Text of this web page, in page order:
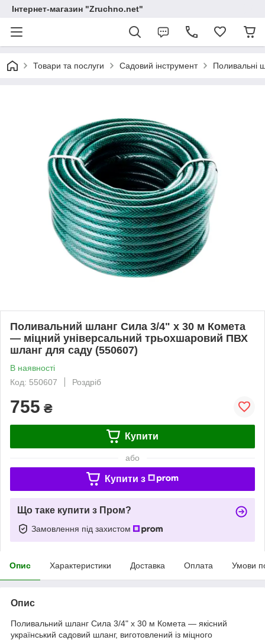
Інтернет-магазин "Zruchno.net"
Товари та послуги Садовий інструмент Поливальні
Поливальний шланг Сила 3/4" x 30 м Комета
— міцний універсальний трьохшаровий ПВХ
шланг для саду (550607)
В наявності
Код: 550607
Роздріб
755 ₴
Купити
або
Купити з
Що таке купити з Пром?
Замовлення під захистом
Опис Характеристики Доставка Оплата Умови
Опис
Поливальний шланг Сила 3/4" x 30 м Комета — якісний
український садовий шланг, виготовлений із міцного